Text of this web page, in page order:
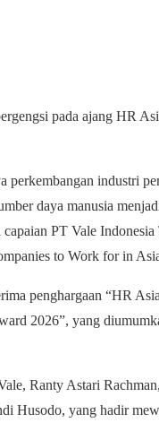
pada ajang HR
industri
daya manusia
PT Vale
to Work for in
penghargaan “HR
2026”, yang
Ranty Astari
Husodo, yang hadir